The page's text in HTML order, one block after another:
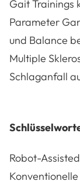
Gait Trainings
Parameter
und Balance
Multiple
Schlaganfall
Robot-